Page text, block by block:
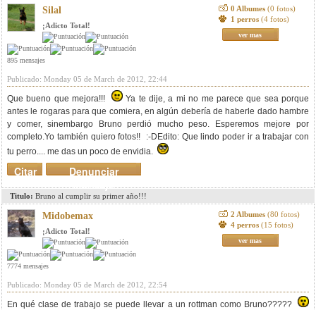
Silal
¡Adicto Total!
895 mensajes
0 Albumes (0 fotos)
1 perros (4 fotos)
ver mas
Publicado: Monday 05 de March de 2012, 22:44
Que bueno que mejora!!!
Ya te dije, a mi no me parece que sea porque
antes le rogaras para que comiera, en algún debería de haberle dado hambre
y comer, sinembargo Bruno perdió mucho peso. Esperemos mejore por
completo.Yo también quiero fotos!! :-DEdito: Que lindo poder ir a trabajar con
tu perro.... me das un poco de envidia.
Denunciar
mensaje
Citar
Titulo: Bruno al cumplir su primer año!!!
Midobemax
¡Adicto Total!
7774 mensajes
2 Albumes (80 fotos)
4 perros (15 fotos)
ver mas
Publicado: Monday 05 de March de 2012, 22:54
En qué clase de trabajo se puede llevar a un rottman como Bruno?????